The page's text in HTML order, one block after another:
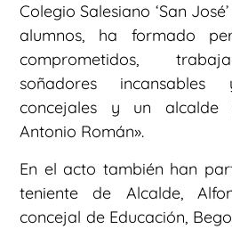
Colegio Salesiano ‘San
alumnos, ha formado
comprometidos,
soñadores
concejales y un alcalde
Antonio Román».
En el acto también han
teniente de Alcalde,
concejal de Educación,